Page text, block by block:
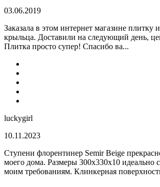
03.06.2019
Заказала в этом интернет магазине плитку
крыльца. Доставили на следующий день,
Плитка просто супер! Спасибо ва...
luckygirl
10.11.2023
Ступени флорентинер Semir Beige
моего дома. Размеры 300х330х10 идеально
моим требованиям. Клинкерная